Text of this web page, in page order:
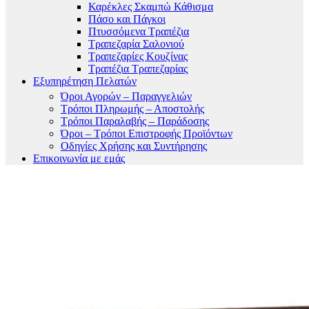
Καρέκλες Σκαμπώ Κάθισμα
Πάσο και Πάγκοι
Πτυσσόμενα Τραπέζια
Τραπεζαρία Σαλονιού
Τραπεζαρίες Κουζίνας
Τραπέζια Τραπεζαρίας
Εξυπηρέτηση Πελατών
Όροι Αγορών – Παραγγελιών
Τρόποι Πληρωμής – Αποστολής
Τρόποι Παραλαβής – Παράδοσης
Όροι – Τρόποι Επιστροφής Προϊόντων
Οδηγίες Χρήσης και Συντήρησης
Επικοινωνία με εμάς